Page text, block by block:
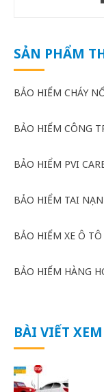
SẢN PHẨM
BẢO HIỂM CHÁY
BẢO HIỂM CÔNG
BẢO HIỂM PVI
BẢO HIỂM TAI
BẢO HIỂM XE Ô TÔ
BẢO HIỂM HÀNG
BÀI VIẾT